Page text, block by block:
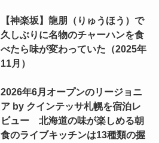
【神楽坂】龍朋（りゅうほう）で
久しぶりに名物のチャーハンを食
べたら味が変わっていた（2025年
11月）
2026年6月オープンのリージョニ
ア by クインテッサ札幌を宿泊レ
ビュー 北海道の味が楽しめる朝
食のライブキッチンは13種類の握